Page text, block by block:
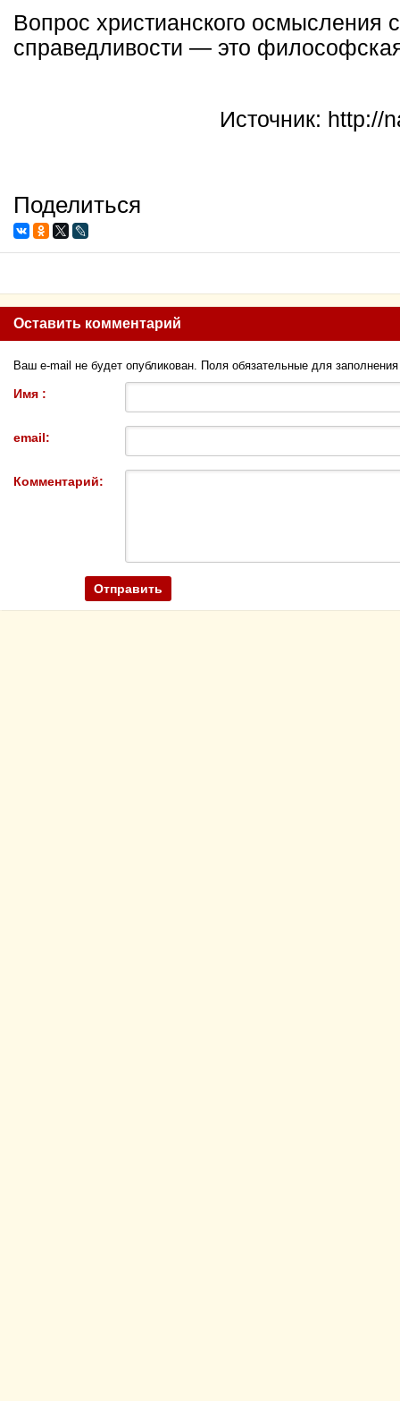
Вопрос христианского осмысления
справедливости — это
Источник: http://
Поделиться
Оставить комментарий
Ваш e-mail не будет опубликован. Поля обязательные для
Имя :
email:
Комментарий: